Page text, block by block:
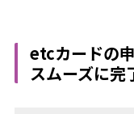
etcカードの
スムーズに完